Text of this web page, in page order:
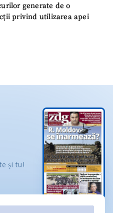
generate de o
privind utilizarea apei
și tu!